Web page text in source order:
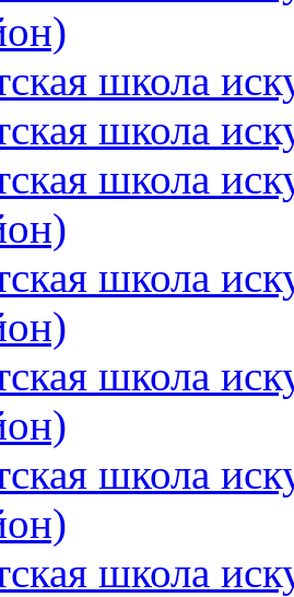
школа
школа
школа
школа
школа
школа
школа